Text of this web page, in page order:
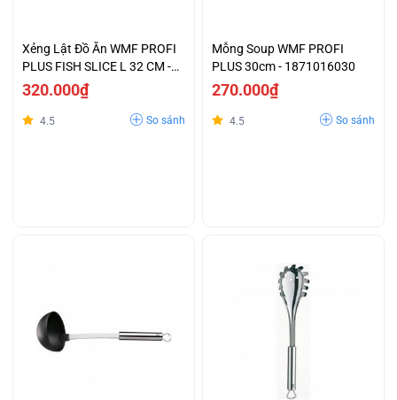
Xẻng Lật Đồ Ăn WMF PROFI
PLUS FISH SLICE L 32 CM -
1871596030
320.000₫
4.5 So sánh
Mỗng Soup WMF PROFI
PLUS 30cm - 1871016030
270.000₫
4.5 So sánh